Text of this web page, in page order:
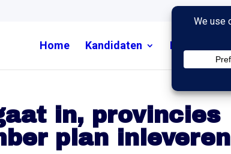
Home Kandidaten Nieuws
in, provincies
plan inleveren